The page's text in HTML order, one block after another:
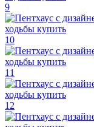
9
10
11
12